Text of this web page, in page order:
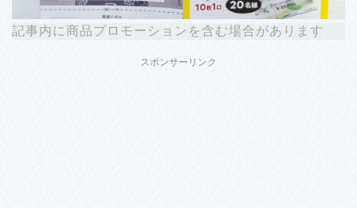
記事内に商品プロモーションを含む場合があります
スポンサーリンク